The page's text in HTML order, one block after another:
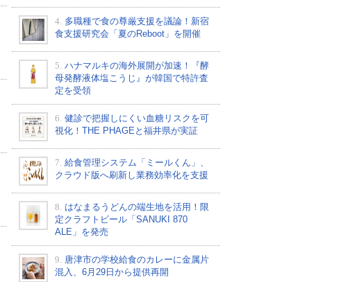
4. 多職種で食の尊厳支援を議論！新宿
食支援研究会「夏のReboot」を開催
5. ハナマルキの海外展開が加速！『酵
母発酵液体塩こうじ』が韓国で特許査
定を受領
6. 健診で把握しにくい血糖リスクを可
視化！THE PHAGEと福井県が実証
7. 給食管理システム「ミールくん」、
クラウド版へ刷新し業務効率化を支援
8. はなまるうどんの端生地を活用！限
定クラフトビール「SANUKI 870
ALE」を発売
9. 唐津市の学校給食のカレーに金属片
混入、6月29日から提供再開